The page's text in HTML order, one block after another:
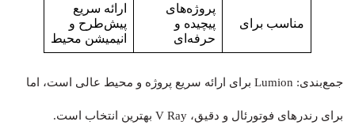
مناسب برای
پروژه‌های
پیچیده و
حرفه‌ای
ارائه سریع
پیش‌طرح و
انیمیشن محیط
جمع‌بندی: Lumion برای ارائه سریع پروژه و محیط عالی است، اما
برای رندرهای فوتورئال و دقیق، V Ray بهترین انتخاب است.